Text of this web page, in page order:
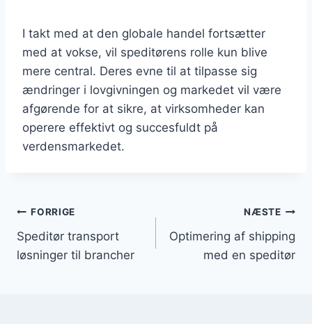
I takt med at den globale handel fortsætter
med at vokse, vil speditørens rolle kun blive
mere central. Deres evne til at tilpasse sig
ændringer i lovgivningen og markedet vil være
afgørende for at sikre, at virksomheder kan
operere effektivt og succesfuldt på
verdensmarkedet.
Indlægsnavigation
FORRIGE
Speditør transport
løsninger til brancher
NÆSTE
Optimering af shipping
med en speditør